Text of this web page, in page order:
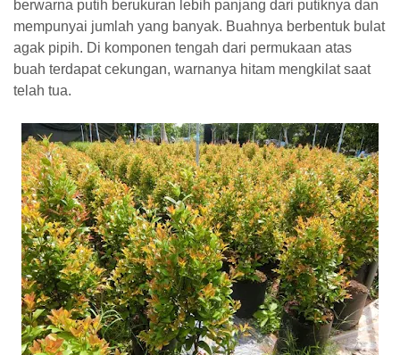
berwarna putih berukuran lebih panjang dari putiknya dan
mempunyai jumlah yang banyak. Buahnya berbentuk bulat
agak pipih. Di komponen tengah dari permukaan atas
buah terdapat cekungan, warnanya hitam mengkilat saat
telah tua.